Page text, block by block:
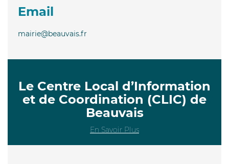
Email
mairie@beauvais.fr
Le Centre Local d’Information
et de Coordination (CLIC) de
Beauvais
En Savoir Plus